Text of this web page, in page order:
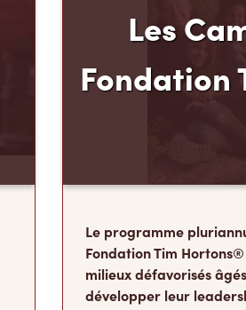
Les
Fondation
Le programme
Fondation Tim
milieux défavorisés
développer leur